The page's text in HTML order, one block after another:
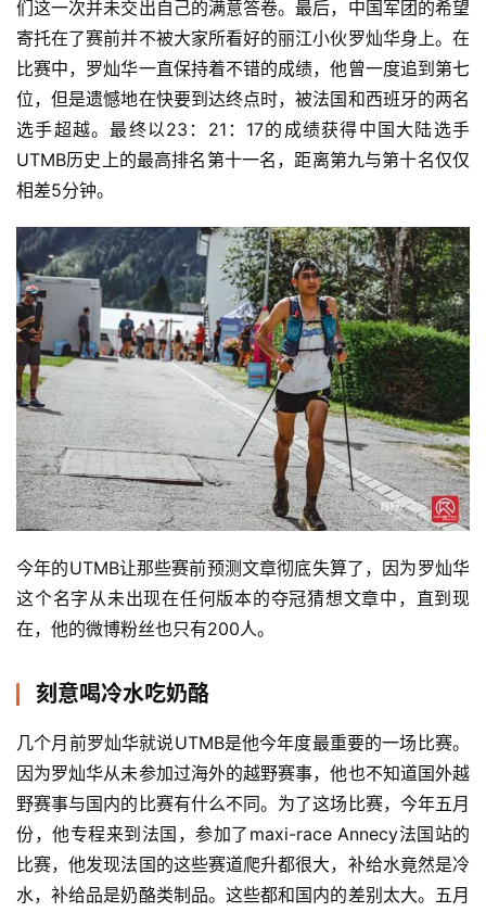
们这一次并未交出自己的满意答卷。最后，中国军团的希望
寄托在了赛前并不被大家所看好的丽江小伙罗灿华身上。在
比赛中，罗灿华一直保持着不错的成绩，他曾一度追到第七
位，但是遗憾地在快要到达终点时，被法国和西班牙的两名
选手超越。最终以23：21：17的成绩获得中国大陆选手
UTMB历史上的最高排名第十一名，距离第九与第十名仅仅
相差5分钟。
今年的UTMB让那些赛前预测文章彻底失算了，因为罗灿华
这个名字从未出现在任何版本的夺冠猜想文章中，直到现
在，他的微博粉丝也只有200人。
刻意喝冷水吃奶酪
几个月前罗灿华就说UTMB是他今年度最重要的一场比赛。
因为罗灿华从未参加过海外的越野赛事，他也不知道国外越
野赛事与国内的比赛有什么不同。为了这场比赛，今年五月
份，他专程来到法国，参加了maxi-race Annecy法国站的
比赛，他发现法国的这些赛道爬升都很大，补给水竟然是冷
水，补给品是奶酪类制品。这些都和国内的差别太大。五月